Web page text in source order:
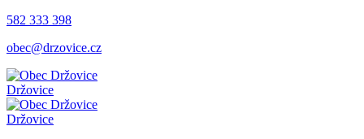
582 333 398
obec@drzovice.cz
Držovice
Držovice